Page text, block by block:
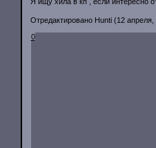
Отредактировано Hunti (12 апреля,
0